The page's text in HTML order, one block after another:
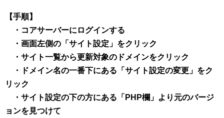
【手順】
・コアサーバーにログインする
・画面左側の「サイト設定」をクリック
・サイト一覧から更新対象のドメインをクリック
・ドメイン名の一番下にある「サイト設定の変更」をク
リック
・サイト設定の下の方にある「PHP欄」より元のバージ
ョンを見つけて